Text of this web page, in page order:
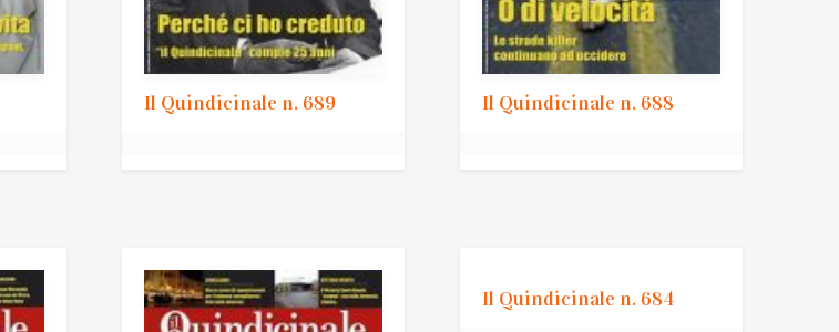
Il Quindicinale n. 689 Il Quindicinale n. 688
Il Quindicinale n. 684